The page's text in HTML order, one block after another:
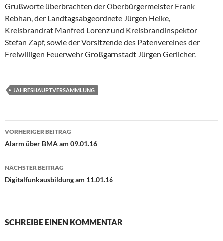
Grußworte überbrachten der Oberbürgermeister Frank
Rebhan, der Landtagsabgeordnete Jürgen Heike,
Kreisbrandrat Manfred Lorenz und Kreisbrandinspektor
Stefan Zapf, sowie der Vorsitzende des Patenvereines der
Freiwilligen Feuerwehr Großgarnstadt Jürgen Gerlicher.
JAHRESHAUPTVERSAMMLUNG
Beitragsnavigation
VORHERIGER BEITRAG
Alarm über BMA am 09.01.16
NÄCHSTER BEITRAG
Digitalfunkausbildung am 11.01.16
SCHREIBE EINEN KOMMENTAR